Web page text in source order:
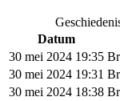
Datum
30 mei 2024 19:35
30 mei 2024 19:31
30 mei 2024 18:38